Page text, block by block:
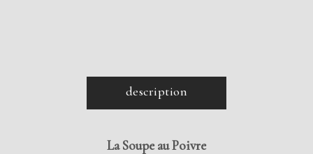
description
La Soupe au Poivre